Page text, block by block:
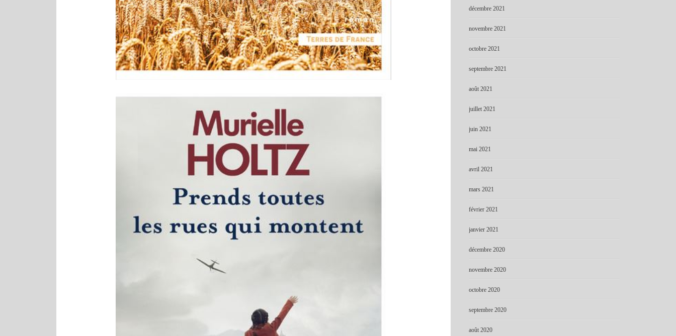
décembre 2021
novembre 2021
octobre 2021
septembre 2021
août 2021
juillet 2021
juin 2021
mai 2021
avril 2021
mars 2021
février 2021
janvier 2021
décembre 2020
novembre 2020
octobre 2020
septembre 2020
août 2020